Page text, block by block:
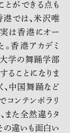
とができる点も
港では、米沢唯
は香港にオー
。香港アカデミ
大学の舞踊学部
ことになりま
、中国舞踊など
ンテンポラリ
また全然違うタ
の違いも面白い